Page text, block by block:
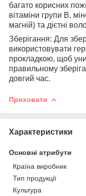
багато корисних
вітаміни групи В,
магній) та дієтні
Зберігання: Для
використовувати
прокладкою, щоб
правильному
довгий час.
Приховати
Характеристики
Основні атрибути
Країна виробник
Тип продукції
Культура